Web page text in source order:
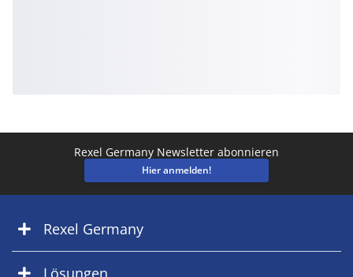
Rexel Germany Newsletter abonnieren
Hier anmelden!
Rexel Germany
Lösungen